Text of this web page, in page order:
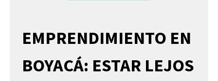
EMPRENDIMIENTO EN
BOYACÁ: ESTAR LEJOS